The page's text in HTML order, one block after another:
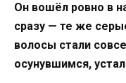
Он вошёл ровно в
сразу — те же
волосы стали
осунувшимся,